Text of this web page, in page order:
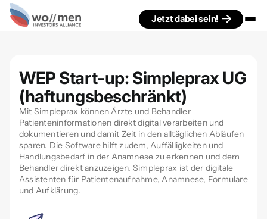
Jetzt dabei sein!
WEP Start-up: Simpleprax UG
(haftungsbeschränkt)
Mit Simpleprax können Ärzte und Behandler
Patienteninformationen direkt digital verarbeiten und
dokumentieren und damit Zeit in den alltäglichen Abläufen
sparen. Die Software hilft zudem, Auffälligkeiten und
Handlungsbedarf in der Anamnese zu erkennen und dem
Behandler direkt anzuzeigen. Simpleprax ist der digitale
Assistenten für Patientenaufnahme, Anamnese, Formulare
und Aufklärung.